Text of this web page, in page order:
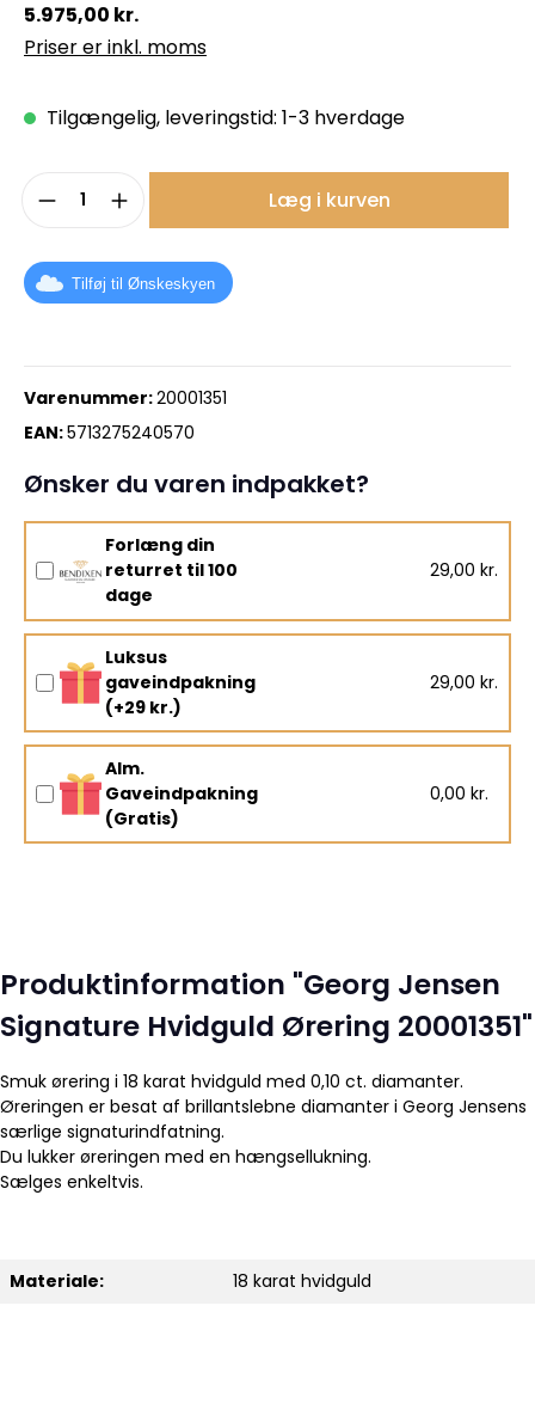
5.975,00 kr.
Priser er inkl. moms
Tilgængelig, leveringstid: 1-3 hverdage
Produktmængde: Indtast det
Læg i kurven
Tilføj til Ønskeskyen
Varenummer:20001351
EAN:5713275240570
Ønsker du varen indpakket?
Forlæng din
returret til 100
dage
29,00 kr.
Luksus
gaveindpakning
(+29 kr.)
29,00 kr.
Alm.
Gaveindpakning
(Gratis)
0,00 kr.
Produktinformation "Georg Jensen
Signature Hvidguld Ørering 20001351"
Smuk ørering i 18 karat hvidguld med 0,10 ct. diamanter.
Øreringen er besat af brillantslebne diamanter i Georg Jensens
særlige signaturindfatning.
Du lukker øreringen med en hængsellukning.
Sælges enkeltvis.
Materiale: 18 karat hvidguld